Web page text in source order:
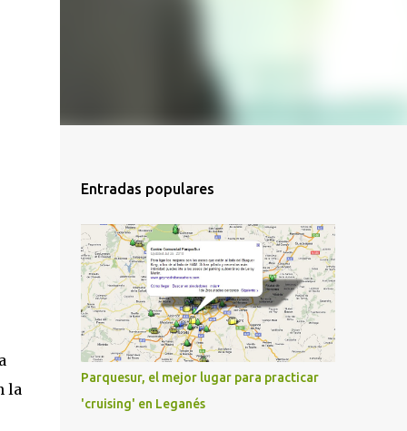
la
Entradas populares
Parquesur, el mejor lugar para practicar
'cruising' en Leganés